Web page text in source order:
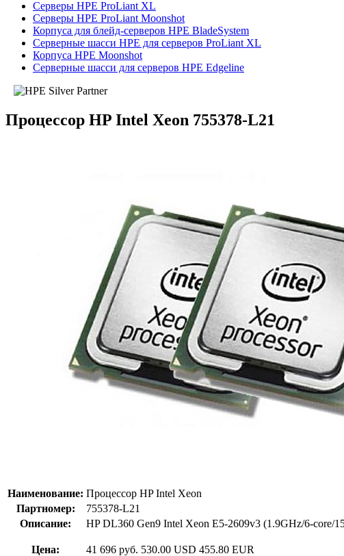
Серверы HPE ProLiant XL
Серверы HPE ProLiant Moonshot
Корпуса для блейд-серверов HPE BladeSystem
Серверные шасси HPE для серверов ProLiant XL
Корпуса HPE Moonshot
Серверные шасси для серверов HPE Edgeline
Процессор HP Intel Xeon 755378-L21
Наименование: Процессор HP Intel Xeon
Партномер:
755378-L21
Описание:
HP DL360 Gen9 Intel Xeon E5-2609v3 (1.9GHz/6-core/
Цена: 41 696 руб. 530.00 USD 455.80 EUR